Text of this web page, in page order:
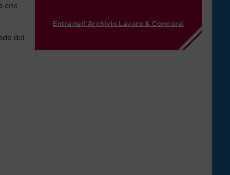
che
del
Entra nell'Archivio Lavoro & Concorsi